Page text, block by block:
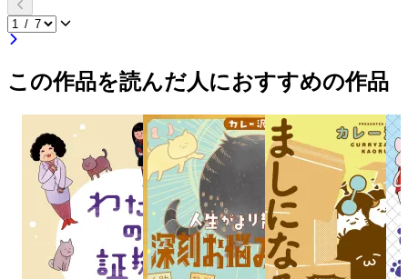
この作品を読んだ人におすすめの作品